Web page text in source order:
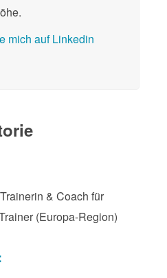
mich auf Linkedin
& Coach für
(Europa-Region)